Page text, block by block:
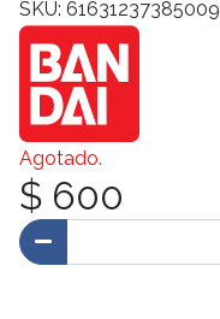
SKU: 61631237385009
Agotado.
$ 600